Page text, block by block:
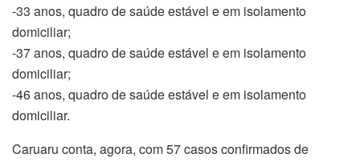
-33 anos, quadro de saúde estável e em isolamento
domiciliar;
-37 anos, quadro de saúde estável e em isolamento
domiciliar;
-46 anos, quadro de saúde estável e em isolamento
domiciliar.
Caruaru conta, agora, com 57 casos confirmados de